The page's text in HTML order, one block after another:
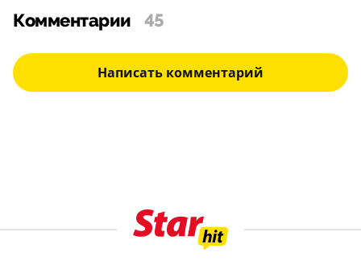
Комментарии 45
Написать комментарий